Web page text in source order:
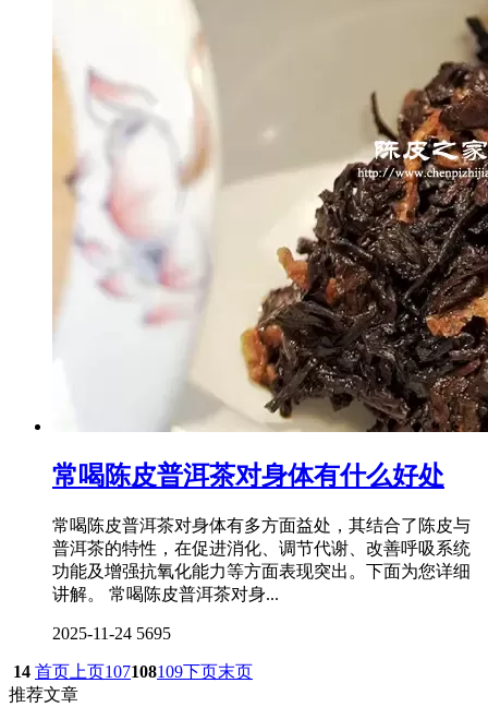
常喝陈皮普洱茶对身体有什么好处
常喝陈皮普洱茶对身体有多方面益处，其结合了陈皮与
普洱茶的特性，在促进消化、调节代谢、改善呼吸系统
功能及增强抗氧化能力等方面表现突出。下面为您详细
讲解。 常喝陈皮普洱茶对身...
2025-11-24 5695
14 首页 上页107108109下页末页
推荐文章